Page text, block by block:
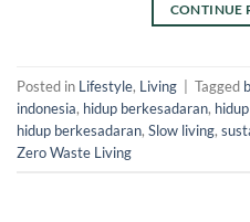
CONTINUE
Posted in Lifestyle, Living Tagged
indonesia, hidup berkesadaran,
hidup berkesadaran, Slow living,
Zero Waste Living